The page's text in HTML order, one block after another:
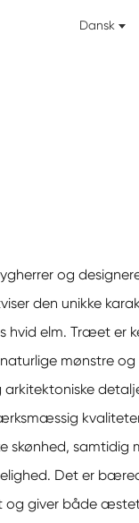
Dansk
og
viser den unikke
hvid elm. Træet er
mønstre og
kvalitet
samtidig
Det er
og giver både